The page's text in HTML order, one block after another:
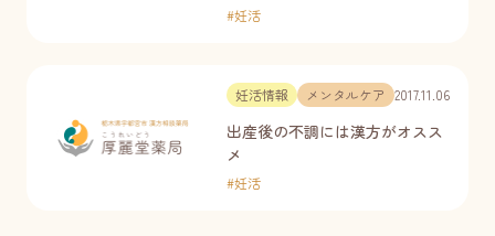
#妊活
妊活情報 メンタルケア 2017.11.06
出産後の不調には漢方がオスス
メ
#妊活